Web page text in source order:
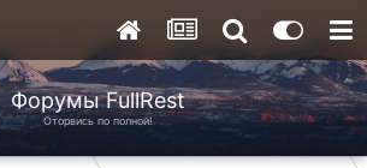
Форумы FullRest
Оторвись по полной!